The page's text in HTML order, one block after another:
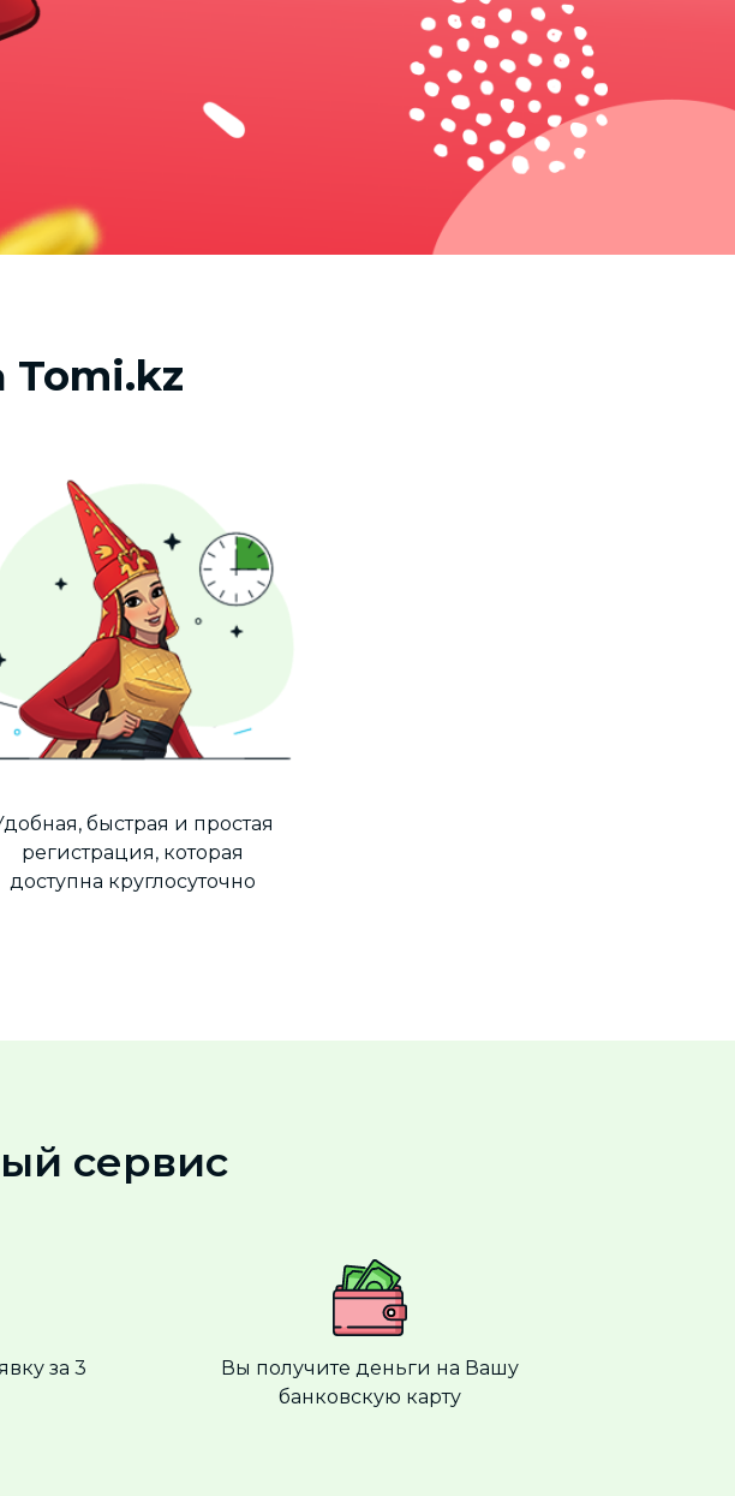
Tomi.kz
быстрая и простая
регистрация, которая
доступна круглосуточно
сервис
за 3
Вы получите деньги на Вашу
банковскую карту